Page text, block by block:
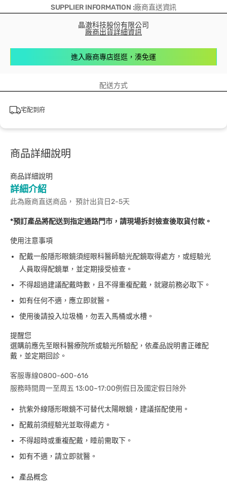
SUPPLIER INFORMATION :廠商直送資訊
晶澈科技股份有限公司
廠商出貨詳細資訊
進入廠商專店逛逛，湊免運
配送方式
宅配到府
商品詳細說明
商品詳細說明
詳細介紹
此為廠商直送商品， 預計出貨日2-5天
*預訂產品將配送到指定通路門市，請現場拆封檢查後取貨付款。
使用注意事項
配戴一般隱形眼鏡須經眼科醫師驗光配鏡取得處方，或經驗光
人員取得配鏡單，並定期接受檢查。
不得超過建議配戴時數，且不得重複配戴，就寢前務必取下。
如有任何不適，應立即就醫。
使用後請投入垃圾桶，勿丟入馬桶或水槽。
提醒您
選購前應先至眼科醫療院所或驗光所驗配，依產品說明書正確配
戴，並定期回診。
客服專線0800-600-616
服務時間周一至周五 13:00~17:00例假日及國定假日除外
抗紫外線隱形眼鏡不可替代太陽眼鏡，建議搭配使用。
配戴前須經驗光並取得處方。
不得超時或重複配戴，睡前需取下。
如有不適，請立即就醫。
產品概念